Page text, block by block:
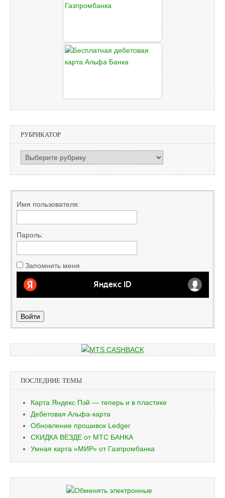
РУБРИКАТОР
РУБРИКАТОР
Имя пользователя:
Пароль:
Запомнить меня
Войти
ПОСЛЕДНИЕ ТЕМЫ
Карта Яндекс Пэй — теперь и в пластике
Дебетовая Альфа-карта
Обновление прошивок Ledger
СКИДКА ВЕЗДЕ от МТС БАНКА
Умная карта «МИР» от Газпромбанка